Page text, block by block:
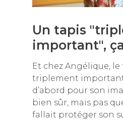
Un tapis
important",
Et chez Angélique, le
triplement
d’abord pour son
bien sûr, mais pas
fallait protéger son